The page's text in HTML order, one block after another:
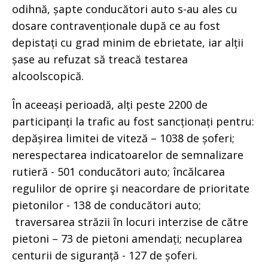
odihnă, șapte conducători auto s-au ales cu
dosare contravenționale după ce au fost
depistați cu grad minim de ebrietate, iar alții
șase au refuzat să treacă testarea
alcoolscopică.
În aceeași perioadă, alți peste 2200 de
participanți la trafic au fost sancționați pentru:
depășirea limitei de viteză – 1038 de șoferi;
nerespectarea indicatoarelor de semnalizare
rutieră - 501 conducători auto; încălcarea
regulilor de oprire şi neacordare de prioritate
pietonilor - 138 de conducători auto;
traversarea străzii în locuri interzise de către
pietoni – 73 de pietoni amendați; necuplarea
centurii de siguranță - 127 de șoferi.